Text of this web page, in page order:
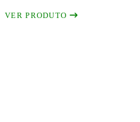
VER PRODUTO